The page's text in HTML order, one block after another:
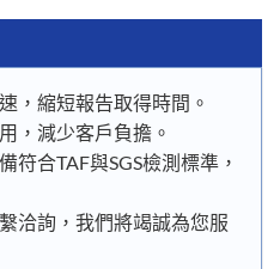
，縮短報告取得時間。
，減少客戶負擔。
符合TAF與SGS檢測標準，
洽詢，我們將竭誠為您服